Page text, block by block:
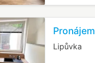
Lipůvka